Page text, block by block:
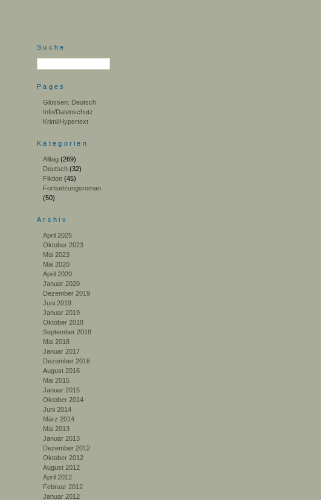
Suche
Pages
Glossen: Deutsch
Info/Datenschutz
Krimi/Hypertext
Kategorien
Alltag (269)
Deutsch (32)
Fiktion (45)
Fortsetzungsroman
(50)
Archiv
April 2025
Oktober 2023
Mai 2023
Mai 2020
April 2020
Januar 2020
Dezember 2019
Juni 2019
Januar 2019
Oktober 2018
September 2018
Mai 2018
Januar 2017
Dezember 2016
August 2016
Mai 2015
Januar 2015
Oktober 2014
Juni 2014
März 2014
Mai 2013
Januar 2013
Dezember 2012
Oktober 2012
August 2012
April 2012
Februar 2012
Januar 2012